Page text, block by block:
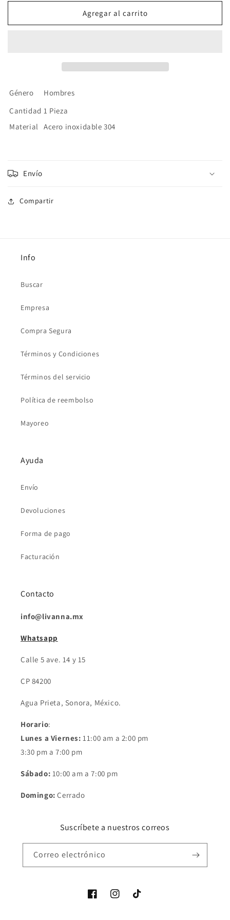
para
Doble
para
Collar
Doble
Agregar al carrito
Género
Hombres
Cantidad 1 Pieza
Material
Acero inoxidable 304
Envío
Compartir
Info
Buscar
Empresa
Compra Segura
Términos y Condiciones
Términos del servicio
Política de reembolso
Mayoreo
Ayuda
Envío
Devoluciones
Forma de pago
Facturación
Contacto
info@livanna.mx
Whatsapp
Calle 5 ave. 14 y 15
CP 84200
Agua Prieta, Sonora, México.
Horario:
Lunes a Viernes: 11:00 am a 2:00 pm
3:30 pm a 7:00 pm
Sábado: 10:00 am a 7:00 pm
Domingo: Cerrado
Suscríbete a nuestros correos
Correo electrónico
FacebookInstagramTikTok